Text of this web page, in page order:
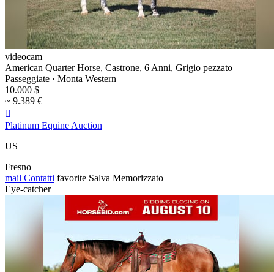
videocam
American Quarter Horse, Castrone, 6 Anni, Grigio pezzato
Passeggiate · Monta Western
10.000 $
~ 9.389 €

Platinum Equine Auction
US
Fresno
mail Contatti favorite Salva Memorizzato
Eye-catcher